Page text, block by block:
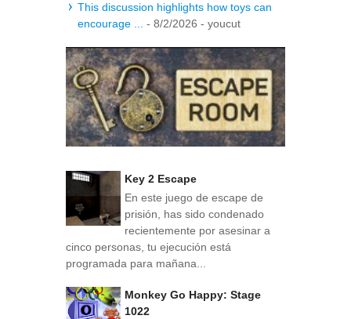
This discussion highlights how toys can
encourage ... - 8/2/2026 - youcut
Key 2 Escape
En este juego de escape de
prisión, has sido condenado
recientemente por asesinar a
cinco personas, tu ejecución está
programada para mañana...
Monkey Go Happy: Stage
1022